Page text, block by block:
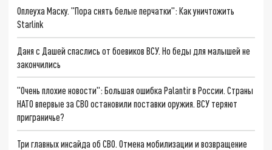
Оплеуха Маску. "Пора снять белые перчатки": Как уничтожить
Starlink
Даня с Дашей спаслись от боевиков ВСУ. Но беды для малышей не
закончились
"Очень плохие новости": Большая ошибка Palantir в России. Страны
НАТО впервые за СВО остановили поставки оружия. ВСУ теряют
приграничье?
Три главных инсайда об СВО. Отмена мобилизации и возвращение